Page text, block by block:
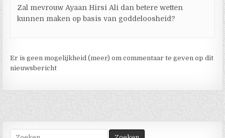
Zal mevrouw Ayaan Hirsi Ali dan betere wetten
kunnen maken op basis van goddeloosheid?
Er is geen mogelijkheid (meer) om commentaar te geven op dit
nieuwsbericht
Zoek